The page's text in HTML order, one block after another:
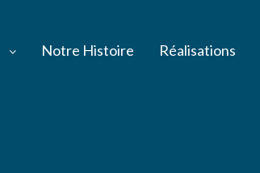
Notre Histoire Réalisations